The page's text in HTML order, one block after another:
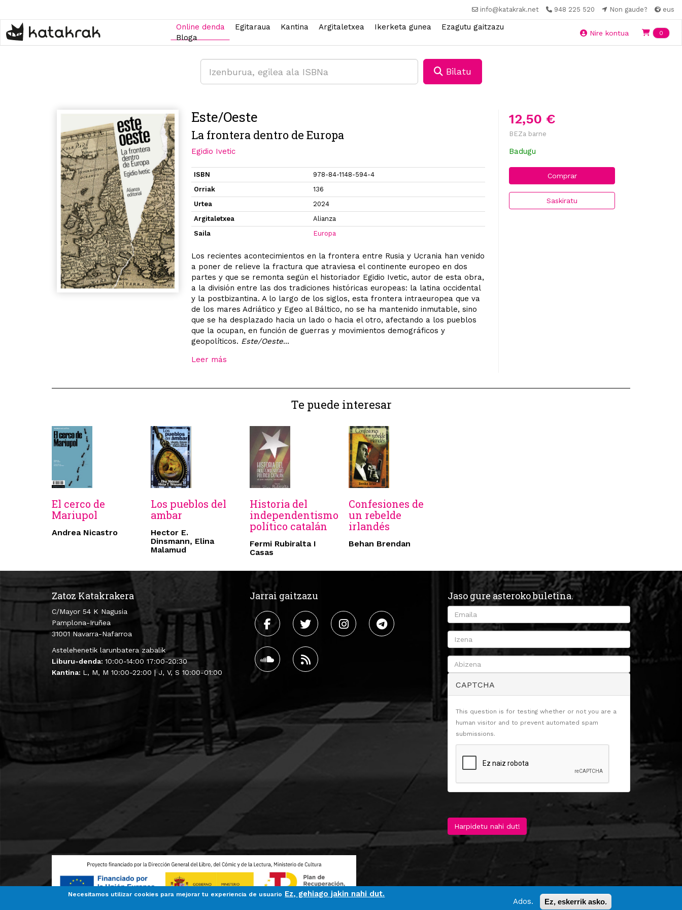
main
content
info@katakrak.net 948 225 520 Non gaude? eus
Online denda Egitaraua Kantina Argitaletxea Ikerketa gunea
Ezagutu gaitzazu
Bloga
Nire kontua 0
Bilatu
12,50 €
BEZa barne
Badugu
Comprar
Saskiratu
Este/Oeste
La frontera dentro de Europa
Egidio Ivetic
ISBN
978-84-1148-594-4
Orriak
136
Urtea
2024
Argitaletxea
Alianza
Saila
Europa
Los recientes acontecimientos en la frontera entre Rusia y Ucrania han venido
a poner de relieve la fractura que atraviesa el continente europeo en dos
partes y que se remonta según el historiador Egidio Ivetic, autor de esta obra,
a la división entre las dos tradiciones históricas europeas: la latina occidental
y la postbizantina. A lo largo de los siglos, esta frontera intraeuropea que va
de los mares Adriático y Egeo al Báltico, no se ha mantenido inmutable, sino
que se ha desplazado hacia un lado o hacia el otro, afectando a los pueblos
que la ocupan, en función de guerras y movimientos demográficos y
geopolíticos. Este/Oeste...
Leer más
Te puede interesar
El cerco de
Mariupol
Andrea Nicastro
Los pueblos del
ambar
Hector E.
Dinsmann, Elina
Malamud
Historia del
independentismo
político catalán
Fermi Rubiralta I
Casas
Confesiones de
un rebelde
irlandés
Behan Brendan
Zatoz Katakrakera
C/Mayor 54 K Nagusia
Pamplona-Iruñea
31001 Navarra-Nafarroa
Astelehenetik larunbatera zabalik
Liburu-denda: 10:00-14:00 17:00-20:30
Kantina: L, M, M 10:00-22:00 | J, V, S 10:00-01:00
Jarrai gaitzazu Jaso gure asteroko buletina.
CAPTCHA
This question is for testing whether or not you are a
human visitor and to prevent automated spam
submissions.
Harpidetu nahi dut!
Necesitamos utilizar cookies para mejorar tu experiencia de usuario Ez, gehiago jakin nahi dut.
Ados.
Ez, eskerrik asko.